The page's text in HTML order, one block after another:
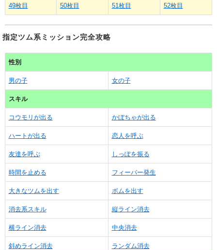
49枚目 50枚目 51枚目 52枚目
指定ツム系ミッション完全攻略
性別
男の子 女の子
スキル
コウモリが出る かぼちゃが出る
ハートが出る 恋人を呼ぶ
友達を呼ぶ しっぽを振る
時間を止める フィーバー発生
大きなツムを出す ボムを出す
消去系スキル 縦ライン消去
横ライン消去 中央消去
斜めライン消去 ランダム消去